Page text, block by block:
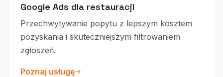
Google Ads dla restauracji
Przechwytywanie popytu z lepszym kosztem
pozyskania i skuteczniejszym filtrowaniem
zgłoszeń.
Poznaj usługę